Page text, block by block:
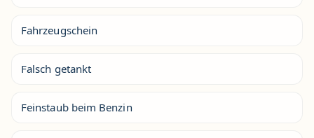
Fahrzeugschein
Falsch getankt
Feinstaub beim Benzin